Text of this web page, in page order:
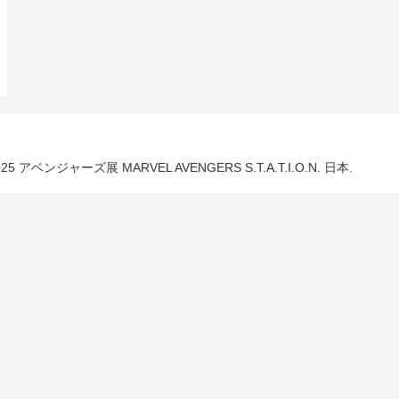
アベンジャーズ展 MARVEL AVENGERS S.T.A.T.I.O.N. 日本.